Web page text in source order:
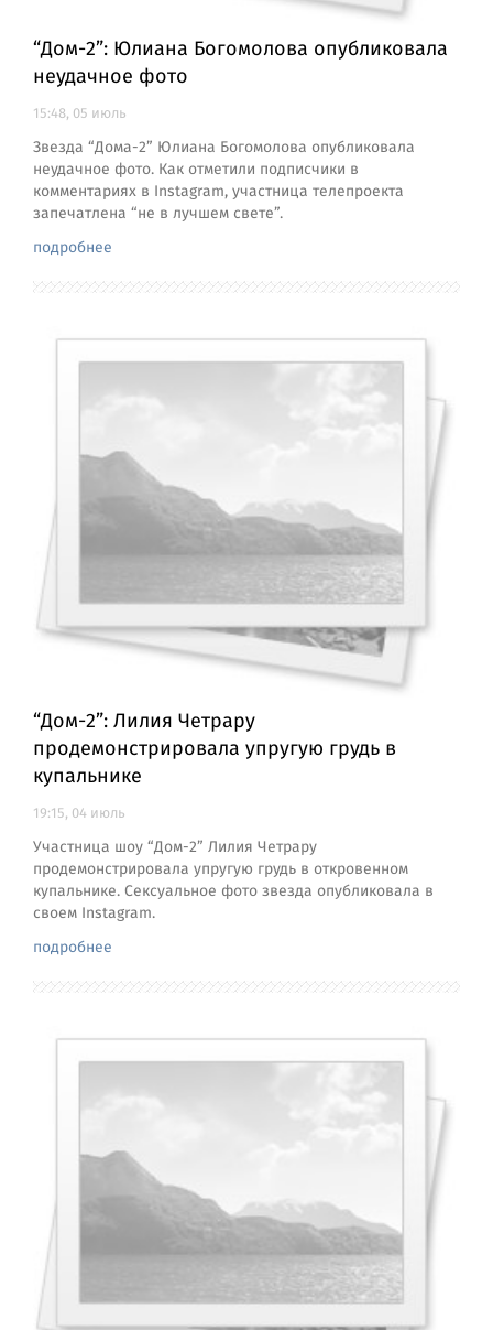
“Дом-2”: Юлиана Богомолова опубликовала
неудачное фото
15:48, 05 июль
Звезда “Дома-2” Юлиана Богомолова опубликовала
неудачное фото. Как отметили подписчики в
комментариях в Instagram, участница телепроекта
запечатлена “не в лучшем свете”.
подробнее
“Дом-2”: Лилия Четрару
продемонстрировала упругую грудь в
купальнике
19:15, 04 июль
Участница шоу “Дом-2” Лилия Четрару
продемонстрировала упругую грудь в откровенном
купальнике. Сексуальное фото звезда опубликовала в
своем Instagram.
подробнее